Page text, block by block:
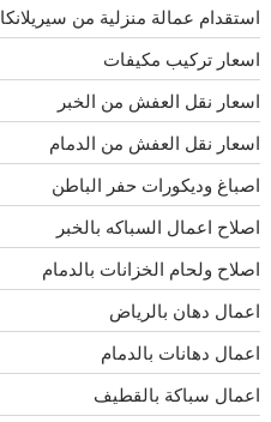
استقدام عمالة منزلية من سيريلانكا
اسعار تركيب مكيفات
اسعار نقل العفش من الخبر
اسعار نقل العفش من الدمام
اصباغ وديكورات حفر الباطن
اصلاح اعمال السباكه بالخبر
اصلاح ولحام الخزانات بالدمام
اعمال دهان بالرياض
اعمال دهانات بالدمام
اعمال سباكة بالقطيف